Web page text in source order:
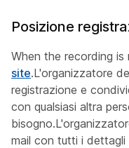
Posizione
When the recording is
site.L'organizzatore
registrazione e
con qualsiasi altra
mail con tutti i dettagli